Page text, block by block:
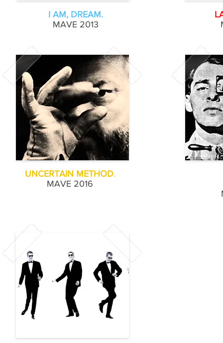
I AM, DREAM.
MAVE 2013
UNCERTAIN METHOD.
MAVE 2016